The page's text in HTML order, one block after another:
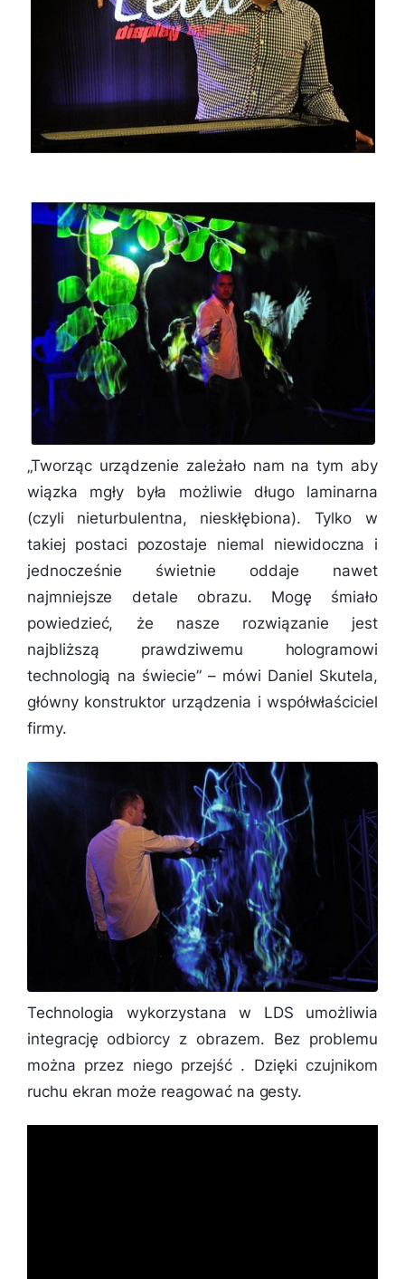
„Tworząc urządzenie zależało nam na tym aby
wiązka mgły była możliwie długo laminarna
(czyli nieturbulentna, nieskłębiona). Tylko w
takiej postaci pozostaje niemal niewidoczna i
jednocześnie świetnie oddaje nawet
najmniejsze detale obrazu. Mogę śmiało
powiedzieć, że nasze rozwiązanie jest
najbliższą prawdziwemu hologramowi
technologią na świecie”– mówi Daniel Skutela,
główny konstruktor urządzenia i współwłaściciel
firmy.
Technologia wykorzystana w LDS umożliwia
integrację odbiorcy z obrazem. Bez problemu
można przez niego przejść . Dzięki czujnikom
ruchu ekran może reagować na gesty.